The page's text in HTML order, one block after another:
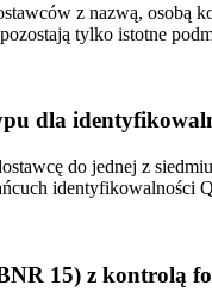
z nazwą, osobą
tylko istotne
dla
do jednej z
identyfikowalności
15) z kontrolą